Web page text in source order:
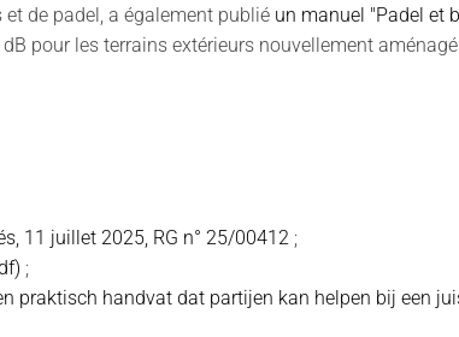
et de padel, a également publié un manuel "Padel et
pour les terrains extérieurs nouvellement
11 juillet 2025, RG n° 25/00412 ;
;
praktisch handvat dat partijen kan helpen bij een